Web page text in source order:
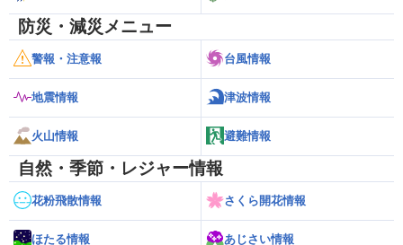
防災・減災メニュー
警報・注意報 台風情報
地震情報 津波情報
火山情報 避難情報
自然・季節・レジャー情報
花粉飛散情報 さくら開花情報
ほたる情報 あじさい情報